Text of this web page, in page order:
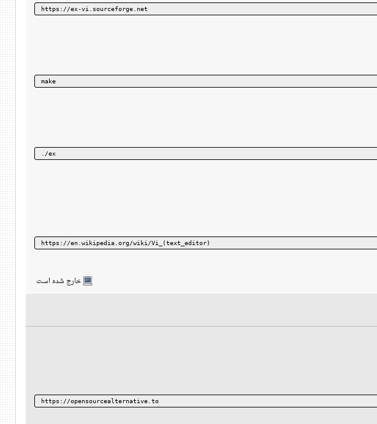
https://ex-vi.sourceforge.net
make
./ex
https://en.wikipedia.org/wiki/Vi_(text_editor)
خارج شده است
https://opensourcealternative.to